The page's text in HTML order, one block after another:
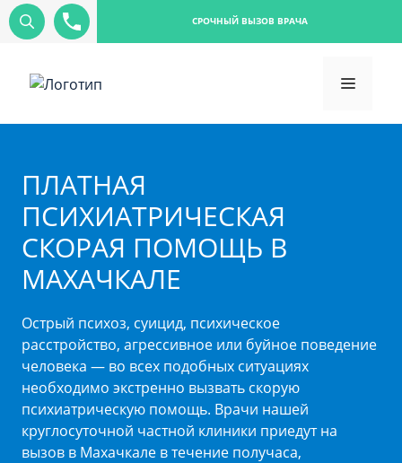
СРОЧНЫЙ ВЫЗОВ ВРАЧА
ПЛАТНАЯ
ПСИХИАТРИЧЕСКАЯ
СКОРАЯ ПОМОЩЬ В
МАХАЧКАЛЕ
Острый психоз, суицид, психическое
расстройство, агрессивное или буйное поведение
человека — во всех подобных ситуациях
необходимо экстренно вызвать скорую
психиатрическую помощь. Врачи нашей
круглосуточной частной клиники приедут на
вызов в Махачкале в течение получаса,